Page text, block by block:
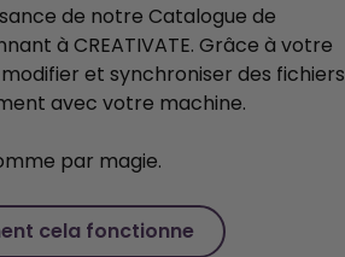
de notre Catalogue de
à CREATIVATE. Grâce à votre
et synchroniser des fichiers
avec votre machine.
par magie.
cela fonctionne